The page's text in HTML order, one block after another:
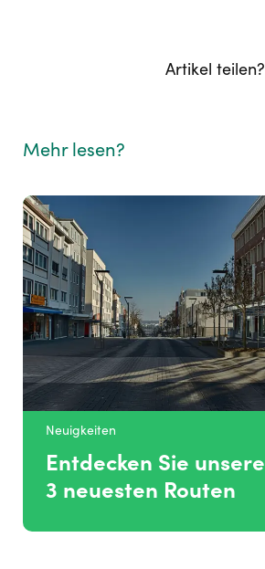
Artikel teilen?
Mehr lesen?
Neuigkeiten
Entdecken Sie unsere
3 neuesten Routen